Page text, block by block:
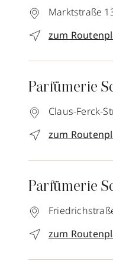
Marktstraße
zum
Parfümerie
Claus-Ferck-
zum
Parfümerie
zum